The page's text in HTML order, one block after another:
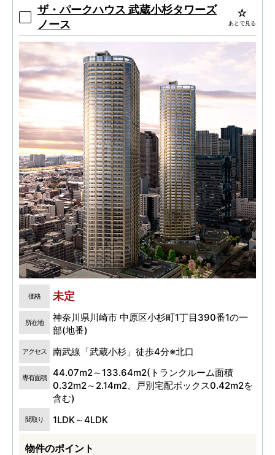
「大地から生える二本の大樹」。武蔵小杉初の
ザ・パークハウス×建築家・隈研吾氏による建築デ
ザイン
ザ・パークハウス 武蔵小杉タワーズ
ノース
あとで見る
価格 未定
所在地
神奈川県川崎市 中原区小杉町1丁目390番1の一
部(地番)
アクセス 南武線「武蔵小杉」徒歩4分※北口
専有面積
44.07m2～133.64m2(トランクルーム面積
0.32m2～2.14m2、戸別宅配ボックス0.42m2を
含む)
間取り 1LDK～4LDK
物件のポイント